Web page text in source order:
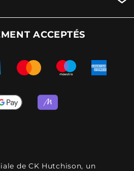
ACCEPTÉS
de CK Hutchison, un